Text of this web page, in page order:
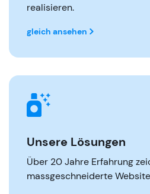
realisieren.
gleich ansehen
Unsere Lösungen
Über 20 Jahre Erfahrung
massgeschneiderte